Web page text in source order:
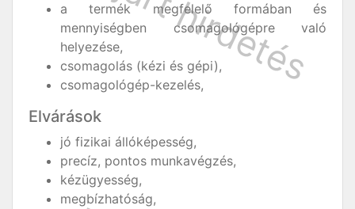
a termék megfelelő formában és
mennyiségben csomagológépre való
helyezése,
csomagolás (kézi és gépi),
csomagológép-kezelés,
Elvárások
jó fizikai állóképesség,
precíz, pontos munkavégzés,
kézügyesség,
megbízhatóság,